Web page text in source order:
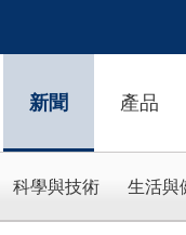
新聞 產品
科學與技術 生活與